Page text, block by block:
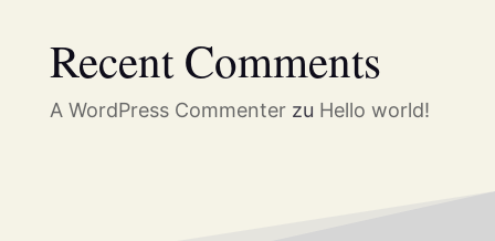
Recent Comments
A WordPress Commenterzu Hello world!